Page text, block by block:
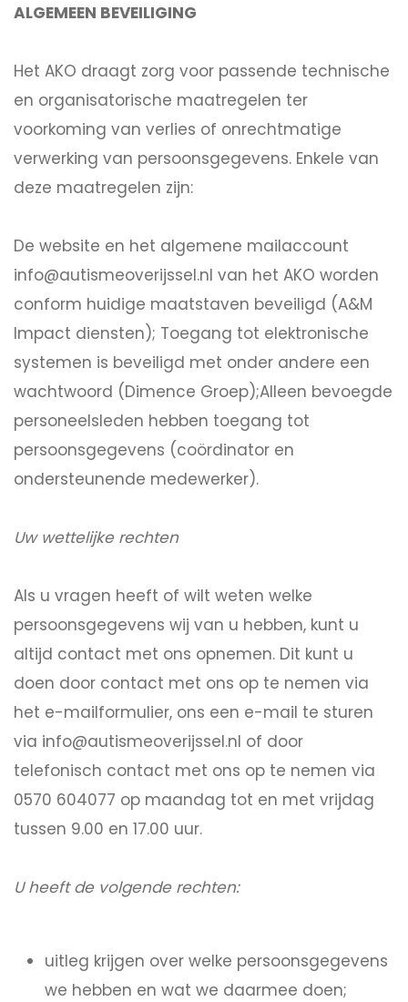
ALGEMEEN BEVEILIGING
Het AKO draagt zorg voor passende technische
en organisatorische maatregelen ter
voorkoming van verlies of onrechtmatige
verwerking van persoonsgegevens. Enkele van
deze maatregelen zijn:
De website en het algemene mailaccount
info@autismeoverijssel.nl van het AKO worden
conform huidige maatstaven beveiligd (A&M
Impact diensten); Toegang tot elektronische
systemen is beveiligd met onder andere een
wachtwoord (Dimence Groep);Alleen bevoegde
personeelsleden hebben toegang tot
persoonsgegevens (coördinator en
ondersteunende medewerker).
Uw wettelijke rechten
Als u vragen heeft of wilt weten welke
persoonsgegevens wij van u hebben, kunt u
altijd contact met ons opnemen. Dit kunt u
doen door contact met ons op te nemen via
het e-mailformulier, ons een e-mail te sturen
via info@autismeoverijssel.nl of door
telefonisch contact met ons op te nemen via
0570 604077 op maandag tot en met vrijdag
tussen 9.00 en 17.00 uur.
U heeft de volgende rechten:
uitleg krijgen over welke persoonsgegevens
we hebben en wat we daarmee doen;